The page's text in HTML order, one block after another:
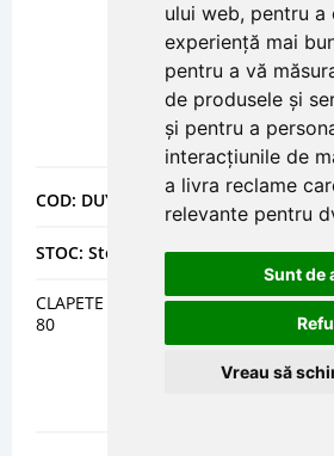
ului web, pentru a
experiență mai
pentru a vă
de produsele și
și pentru a
interacțiunile de
a livra reclame
relevante pentru
Sunt de
Vreau să
COD: DUYDCKC16DN80
STOC: Stoc epuizat
CLAPETE DE RETINERE CU ARC,
80